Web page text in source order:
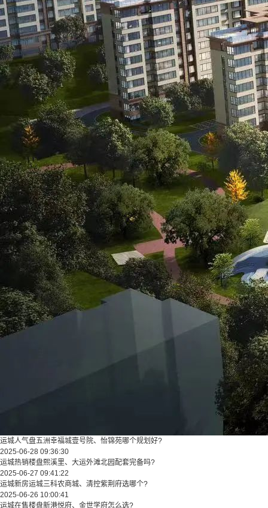
运城人气盘五洲幸福城壹号院、怡锦苑哪个规划好?
2025-06-28 09:36:30
运城热销楼盘熙溪里、大运外滩北园配套完备吗?
2025-06-27 09:41:22
运城新房运城三科农商城、清控紫荆府选哪个?
2025-06-26 10:00:41
运城在售楼盘新港悦府、金世学府怎么选?